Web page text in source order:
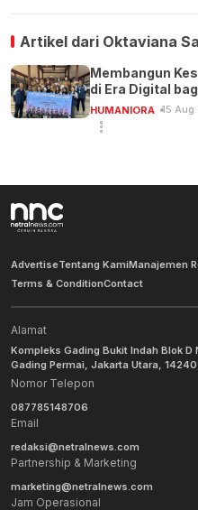
Artikel dari Oktaviana
Membangun
di Era Digital
HUMANIORA 15
AdvertiseTentang KamiManajemen
Terms & ConditionContact
Alamat
Kompleks Gading Bukit Indah Blok D
Gading Permai, Jakarta Utara, 14240
Nomor Telepon
087785148706
Email
redaksi@netralnews.com
Partnership & Marketing
marketing@netralnews.com
Jam Operasional